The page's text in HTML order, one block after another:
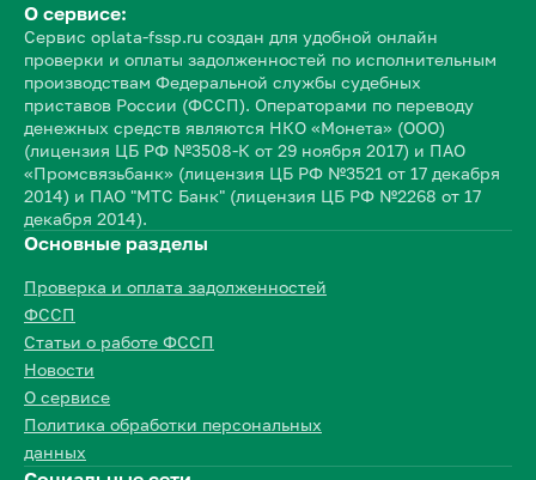
О сервисе:
Сервис oplata-fssp.ru создан для удобной онлайн
проверки и оплаты задолженностей по исполнительным
производствам Федеральной службы судебных
приставов России (ФССП). Операторами по переводу
денежных средств являются НКО «Монета» (ООО)
(лицензия ЦБ РФ №3508-К от 29 ноября 2017) и ПАО
«Промсвязьбанк» (лицензия ЦБ РФ №3521 от 17 декабря
2014) и ПАО "МТС Банк" (лицензия ЦБ РФ №2268 от 17
декабря 2014).
Основные разделы
Проверка и оплата задолженностей
ФССП
Статьи о работе ФССП
Новости
О сервисе
Политика обработки персональных
данных